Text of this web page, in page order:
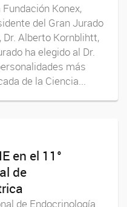
Konex,
del Gran Jurado
Dr. Alberto Kornblihtt,
ha elegido al Dr.
más
de la Ciencia...
en el 11°
de
de Endocrinología